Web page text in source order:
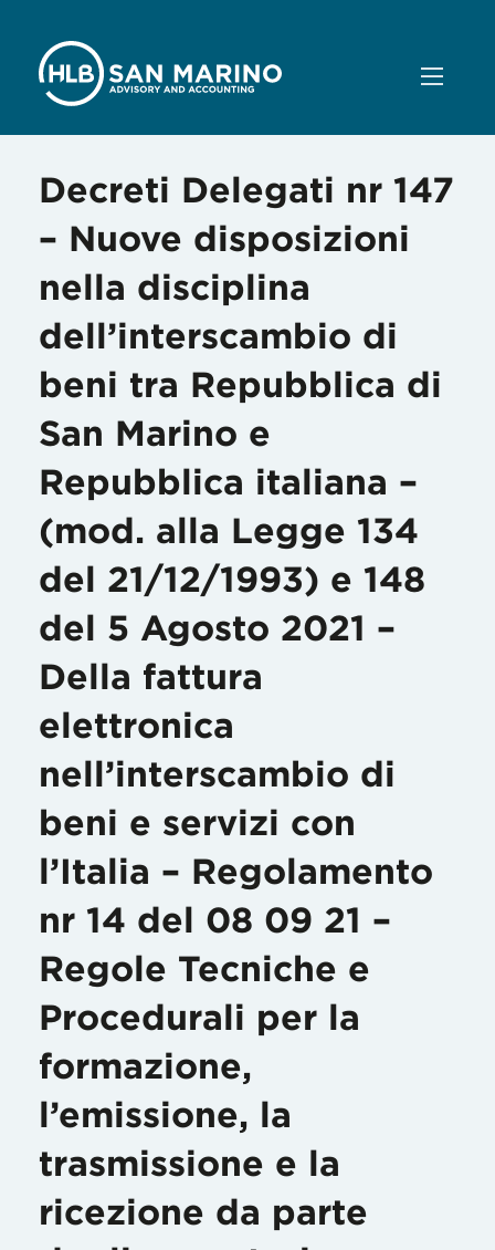
Decreti Delegati nr 147
– Nuove disposizioni
nella disciplina
dell’interscambio di
beni tra Repubblica di
San Marino e
Repubblica italiana –
(mod. alla Legge 134
del 21/12/1993) e 148
del 5 Agosto 2021 –
Della fattura
elettronica
nell’interscambio di
beni e servizi con
l’Italia – Regolamento
nr 14 del 08 09 21 –
Regole Tecniche e
Procedurali per la
formazione,
l’emissione, la
trasmissione e la
ricezione da parte